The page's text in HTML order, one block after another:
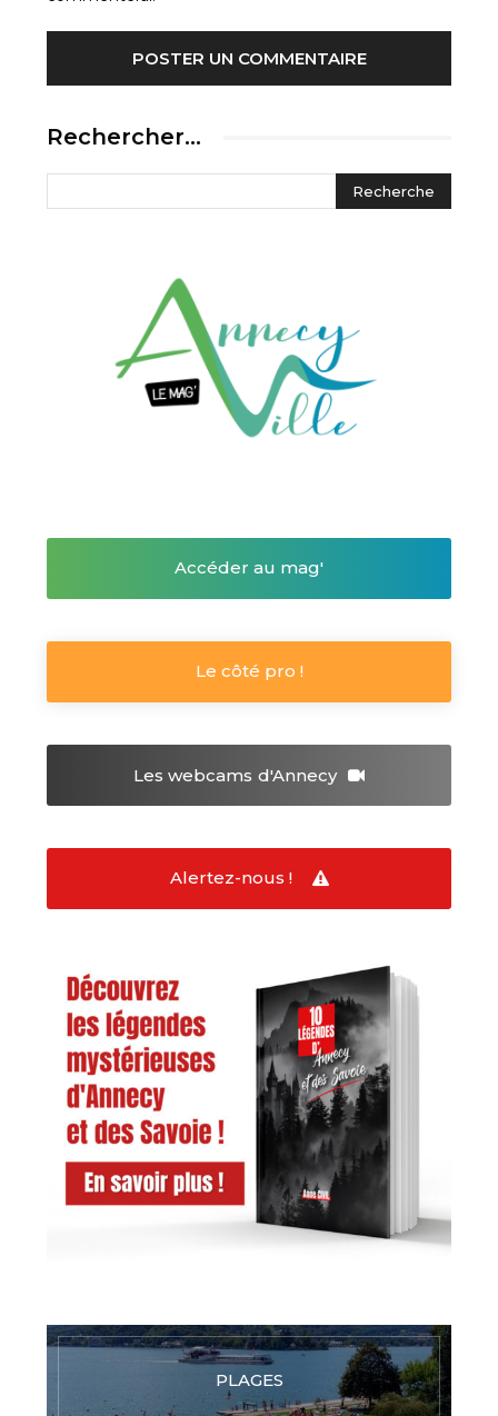
Rechercher…
Accéder au mag'
Le côté pro !
Les webcams d'Annecy
Alertez-nous !
PLAGES